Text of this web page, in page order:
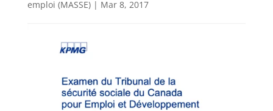
emploi (MASSE)| Mar 8, 2017